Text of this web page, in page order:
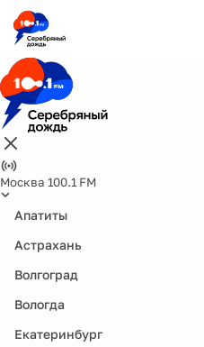
Москва 100.1 FM
Апатиты
Астрахань
Волгоград
Вологда
Екатеринбург